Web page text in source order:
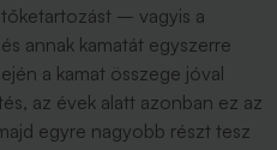
– vagyis a
annak kamatát egyszerre
a kamat összege jóval
az évek alatt azonban ez az
egyre nagyobb részt tesz